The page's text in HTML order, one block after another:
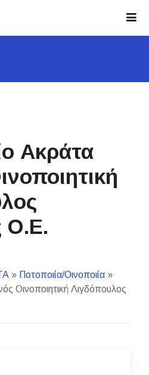
Ακράτα
Ο.Ε.
» Ποτοποιία/Οινοποιία »
Οινοποιητική Λιγδόπουλος